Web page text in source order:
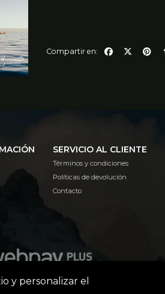
Compartir en:
SERVICIO AL CLIENTE
Términos y condiciones
Políticas de devolución
Contacto
y personalizar el